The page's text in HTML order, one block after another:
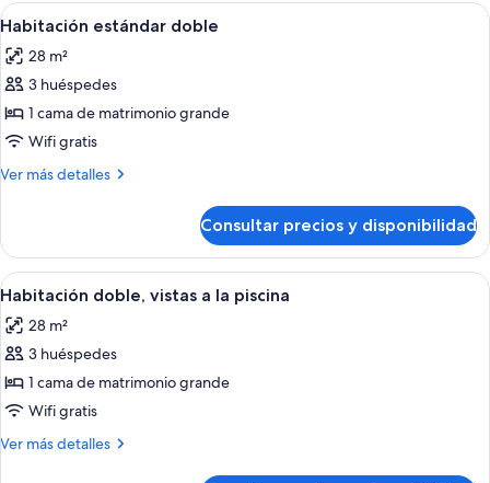
Abrir
todas
las
fotos
de
Habitación
estándar
Habitación de hotel moderna con
6
Habitación estándar doble
28 m²
3 huéspedes
1 cama de matrimonio grande
Wifi gratis
Ver más detalles
Más
estándar
doble
Consultar precios y disponibilidad
Abrir
todas
las
fotos
de
Habitación
doble,
Habitación de hotel con una cama
6
Habitación doble, vistas a la piscina
28 m²
3 huéspedes
1 cama de matrimonio grande
Wifi gratis
Ver más detalles
Más